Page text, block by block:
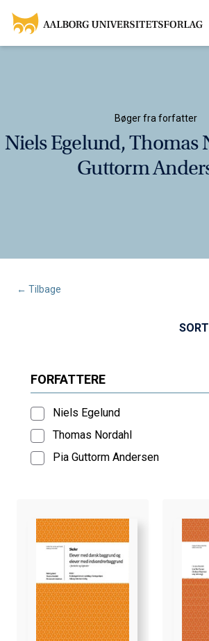
Bøger fra forfatter
Niels Egelund, Thomas
Guttorm
← Tilbage
FORFATTERE
Niels Egelund
Thomas Nordahl
Pia Guttorm Andersen